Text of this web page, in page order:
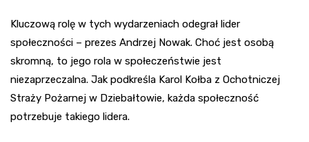
Kluczową rolę w tych wydarzeniach odegrał lider
społeczności – prezes Andrzej Nowak. Choć jest osobą
skromną, to jego rola w społeczeństwie jest
niezaprzeczalna. Jak podkreśla Karol Kołba z Ochotniczej
Straży Pożarnej w Dziebałtowie, każda społeczność
potrzebuje takiego lidera.